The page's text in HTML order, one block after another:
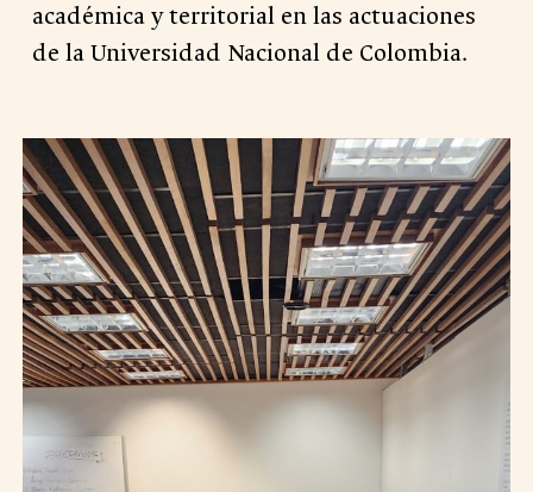
académica y territorial en las actuaciones
de la Universidad Nacional de Colombia.